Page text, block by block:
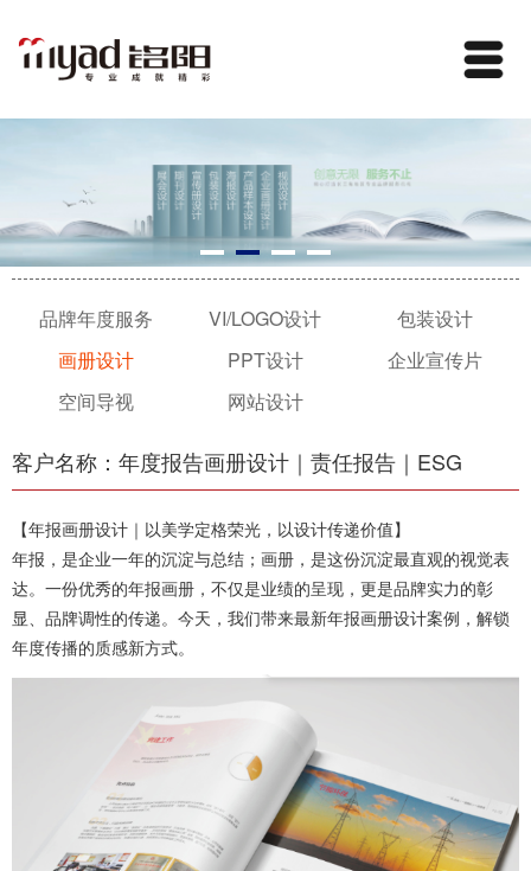
品牌年度服务 VI/LOGO设计
包装设计
画册设计
PPT设计
企业宣传片
空间导视
网站设计
客户名称：年度报告画册设计｜责任报告｜ESG
【年报画册设计｜以美学定格荣光，以设计传递价值】
年报，是企业一年的沉淀与总结；画册，是这份沉淀最直观的视觉表
达。一份优秀的年报画册，不仅是业绩的呈现，更是品牌实力的彰
显、品牌调性的传递。今天，我们带来最新年报画册设计案例，解锁
年度传播的质感新方式。